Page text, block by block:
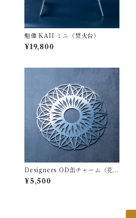
魁偉 KAII ミニ（焚火台）
¥19,800
Designers OD缶チャーム（花…
HANA）
¥5,500